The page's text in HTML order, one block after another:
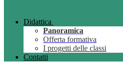
Didattica
Panoramica
Offerta formativa
I progetti delle classi
Contatti